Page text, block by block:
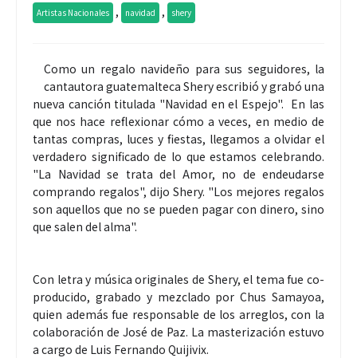
Artistas Nacionales , navidad , shery
Como un regalo navideño para sus seguidores, la
cantautora guatemalteca Shery escribió y grabó una
nueva canción titulada "Navidad en el Espejo". En las
que nos hace reflexionar cómo a veces, en medio de
tantas compras, luces y fiestas, llegamos a olvidar el
verdadero significado de lo que estamos celebrando.
"La Navidad se trata del Amor, no de endeudarse
comprando regalos", dijo Shery. "Los mejores regalos
son aquellos que no se pueden pagar con dinero, sino
que salen del alma".
Con letra y música originales de Shery, el tema fue co-
producido, grabado y mezclado por Chus Samayoa,
quien además fue responsable de los arreglos, con la
colaboración de José de Paz. La masterización estuvo
a cargo de Luis Fernando Quijivix.